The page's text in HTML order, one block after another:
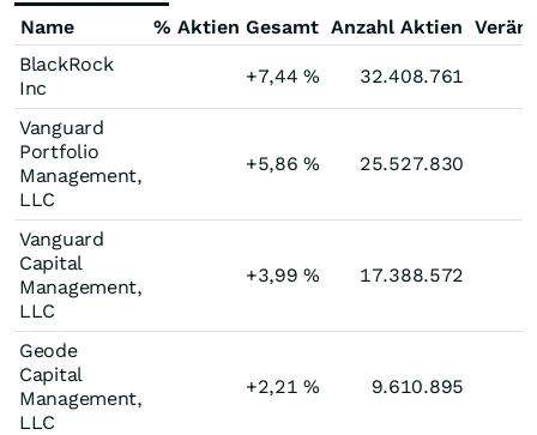
Name
% Aktien Gesamt Anzahl Aktien
BlackRock
Inc
+7,44% 32.408.761
Vanguard
Portfolio
Management,
LLC
+5,86% 25.527.830
Vanguard
Capital
Management,
LLC
+3,99% 17.388.572
Geode
Capital
Management,
LLC
+2,21% 9.610.895